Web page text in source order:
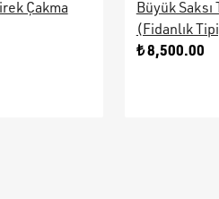
Çakma
Büyük Saksı
(Fidanlık
₺ 8,500.00